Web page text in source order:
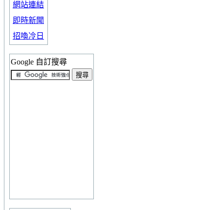
網站連結
即時新聞
招喚冷日
Google 自訂搜尋